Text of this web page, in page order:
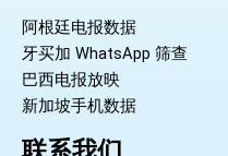
阿根廷电报数据
牙买加 WhatsApp 筛查
巴西电报放映
新加坡手机数据